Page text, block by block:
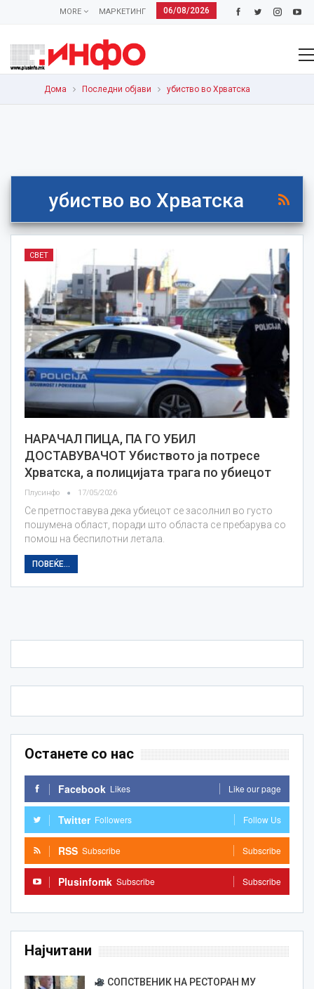
06/08/2026
МАРКЕТИНГ
MORE
Дома Последни објави убиство во Хрватска
убиство во Хрватска
СВЕТ
НАРАЧАЛ ПИЦА, ПА ГО УБИЛ
ДОСТАВУВАЧОТ Убиството ја потресе
Хрватска, а полицијата трага по убиецот
Плусинфо 17/05/2026
Се претпоставува дека убиецот се засолнил во густо
пошумена област, поради што областа се пребарува со
помош на беспилотни летала.
ПОВЕЌЕ...
Останете со нас
Facebook Likes Like our page
Twitter Followers Follow Us
RSS Subscribe Subscribe
Plusinfomk Subscribe Subscribe
Најчитани
СОПСТВЕНИК НА РЕСТОРАН МУ